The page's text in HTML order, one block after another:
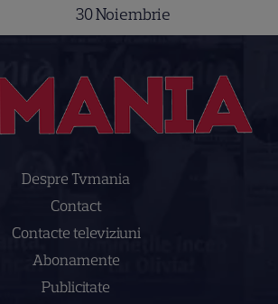
30 Noiembrie
Despre Tvmania
Contact
Contacte televiziuni
Abonamente
Publicitate